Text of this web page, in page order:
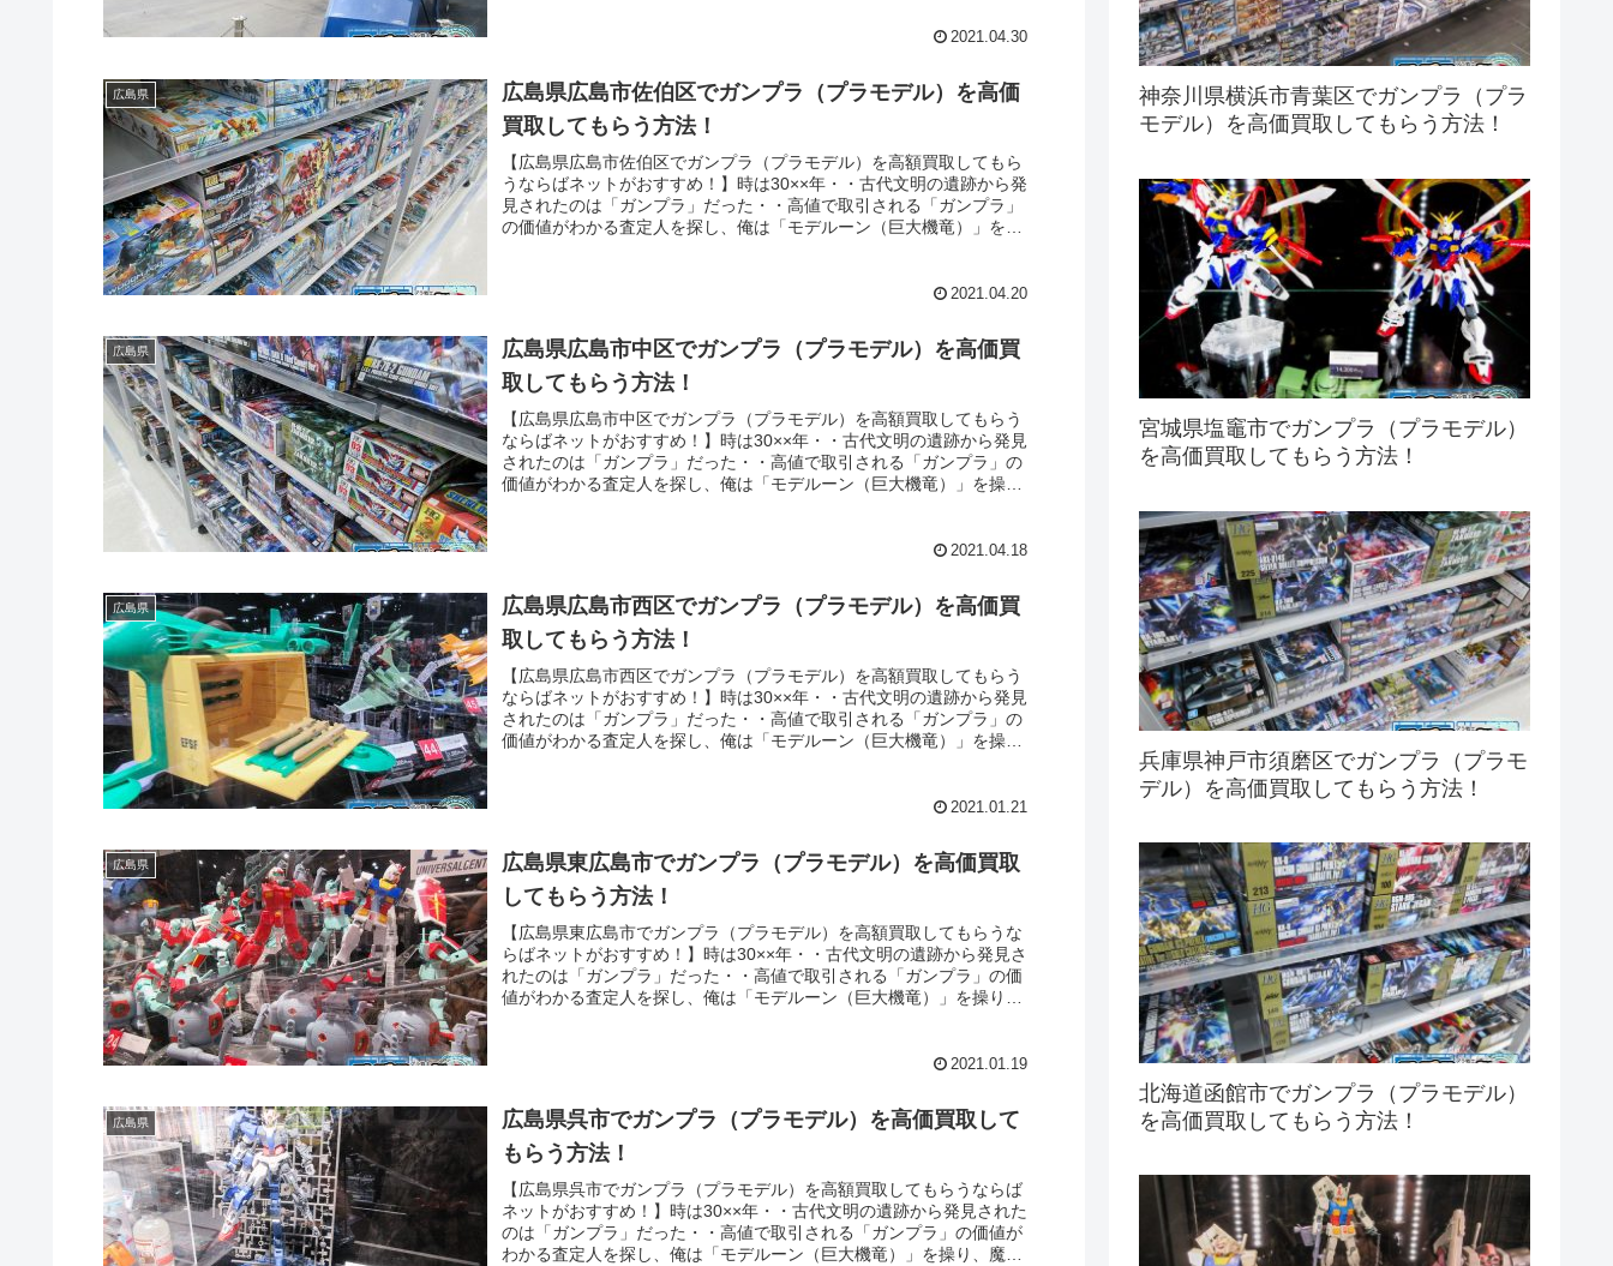
2021.04.30
広島県
広島県広島市佐伯区でガンプラ（プラモデル）を高価
買取してもらう方法！
【広島県広島市佐伯区でガンプラ（プラモデル）を高額買取してもら
うならばネットがおすすめ！】時は30××年・・古代文明の遺跡から発
見されたのは「ガンプラ」だった・・高値で取引される「ガンプラ」
の価値がわかる査定人を探し、俺は「モデルーン（巨大機竜）」を操
2021.04.20
広島県
広島県広島市中区でガンプラ（プラモデル）を高価買
取してもらう方法！
【広島県広島市中区でガンプラ（プラモデル）を高額買取してもらう
ならばネットがおすすめ！】時は30××年・・古代文明の遺跡から発見
されたのは「ガンプラ」だった・・高値で取引される「ガンプラ」の
価値がわかる査定人を探し、俺は「モデルーン（巨大機竜）」を操
2021.04.18
広島県
広島県広島市西区でガンプラ（プラモデル）を高価買
取してもらう方法！
【広島県広島市西区でガンプラ（プラモデル）を高額買取してもらう
ならばネットがおすすめ！】時は30××年・・古代文明の遺跡から発見
されたのは「ガンプラ」だった・・高値で取引される「ガンプラ」の
価値がわかる査定人を探し、俺は「モデルーン（巨大機竜）」を操
2021.01.21
広島県
広島県東広島市でガンプラ（プラモデル）を高価買取
してもらう方法！
【広島県東広島市でガンプラ（プラモデル）を高額買取してもらうな
らばネットがおすすめ！】時は30××年・・古代文明の遺跡から発見さ
れたのは「ガンプラ」だった・・高値で取引される「ガンプラ」の価
値がわかる査定人を探し、俺は「モデルーン（巨大機竜）」を操り、
2021.01.19
広島県
広島県呉市でガンプラ（プラモデル）を高価買取して
もらう方法！
【広島県呉市でガンプラ（プラモデル）を高額買取してもらうならば
ネットがおすすめ！】時は30××年・・古代文明の遺跡から発見された
のは「ガンプラ」だった・・高値で取引される「ガンプラ」の価値が
わかる査定人を探し、俺は「モデルーン（巨大機竜）」を操り、魔道
神奈川県横浜市青葉区でガンプラ（プラ
モデル）を高価買取してもらう方法！
宮城県塩竈市でガンプラ（プラモデル）
を高価買取してもらう方法！
兵庫県神戸市須磨区でガンプラ（プラモ
デル）を高価買取してもらう方法！
北海道函館市でガンプラ（プラモデル）
を高価買取してもらう方法！